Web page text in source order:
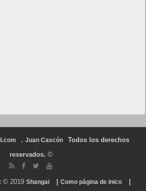
. Juan Cascón
Todos los derechos
reservados. ©
© 2019 Shangai | Como página de inico |